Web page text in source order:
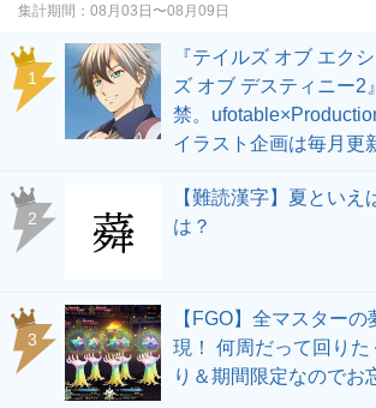
集計期間： 08月03日〜08月09日
1
『テイルズ オブ エク
ズ オブ デスティニー2
禁。
イラスト企画は毎月更
2
【難読漢字】夏といえ
は？
3
【FGO】全マスター
現！ 何周だって回りた
り＆期間限定なのでお